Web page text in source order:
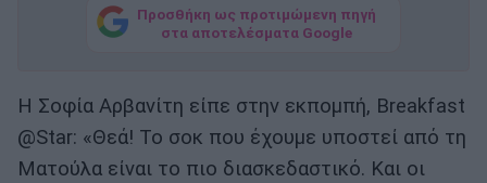
Προσθήκη ως προτιμώμενη πηγή
στα αποτελέσματα Google
Η Σοφία Αρβανίτη είπε στην εκπομπή, Breakfast
@Star: «Θεά! Το σοκ που έχουμε υποστεί από τη
Ματούλα είναι το πιο διασκεδαστικό. Και οι